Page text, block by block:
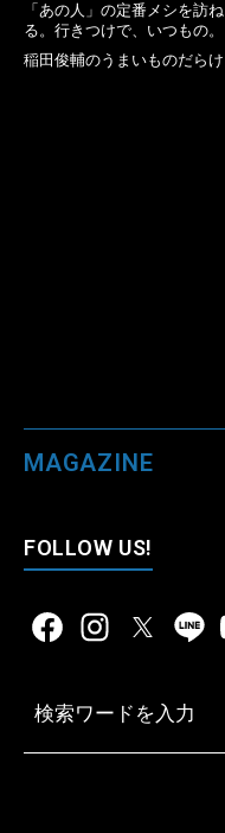
「あの人」の定番メシを訪ね
る。行きつけで、いつもの。
稲田俊輔のうまいものだらけ
MAGAZINE
FOLLOW US!